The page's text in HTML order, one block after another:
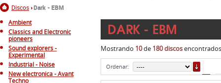
Inicio
Discos Dark - EBM
Ambient
Classics and Electronic
pioneers
Sound explorers -
Experimental
Industrial - Noise
New electronica - Avant
Techno
DARK - EBM
Mostrando 10de 180 discos
Ordenar:
3